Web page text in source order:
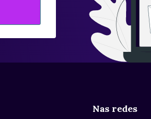
Nas redes